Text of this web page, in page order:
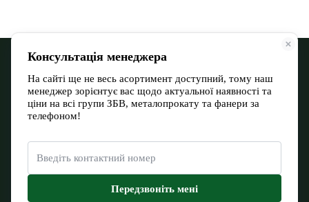
068 900 12-13 066 532 11-72
Контактная информация
Полная версия сайта
© 2026 Евромакс Буд Тов